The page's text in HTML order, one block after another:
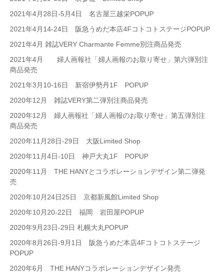
2021年4月28日-5月4日 名古屋三越栄POPUP
2021年4月14-24日 阪急うめだ本店4FコトコトステージPOPUP
2021年4月 雑誌VERY Charmante Femme別注商品発売
2021年4月 婦人画報社「婦人画報のお取り寄せ」第六弾別注
商品発売
2021年3月10-16日 新宿伊勢丹1F POPUP
2020年12月 雑誌VERY第二弾別注商品発売
2020年12月 婦人画報社「婦人画報のお取り寄せ」第五弾別注
商品発売
2020年11月28日-29日 大阪Limited Shop
2020年11月4日-10日 神戸大丸1F POPUP
2020年11月 THE HANYとコラボレーションデザイン第二弾発
売
2020年10月24日25日 京都新風館Limited Shop
2020年10月20-22日 福岡 岩田屋POPUP
2020年9月23日-29日 札幌大丸POPUP
2020年8月26日-9月1日 阪急うめだ本店4Fコトコトステージ
POPUP
2020年6月 THE HANYコラボレーションデザイン発売